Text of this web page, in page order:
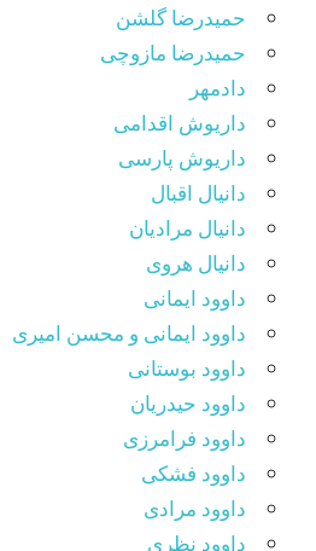
حمیدرضا گلشن
حمیدرضا مازوچی
دادمهر
داریوش اقدامی
داریوش پارسی
دانیال اقبال
دانیال مرادیان
دانیال هروی
داوود ایمانی
داوود ایمانی و محسن امیری
داوود بوستانی
داوود حیدریان
داوود فرامرزی
داوود فشکی
داوود مرادی
داوود نظری